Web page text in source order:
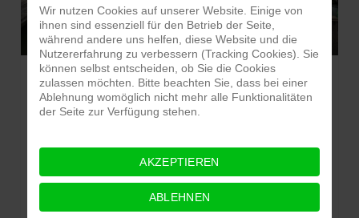
Stadtführung in Lauf
In Zusammenarbeit mit der Ortsgruppe Nürnberg Mitte
in Lauf mit anschliessendem Mittagessen.
Hier einige Eindrücke der Veranstaltung.
Weiterlesen: ...
Wir nutzen Cookies auf unserer Website. Einige von
ihnen sind essenziell für den Betrieb der Seite,
während andere uns helfen, diese Website und die
Nutzererfahrung zu verbessern (Tracking Cookies). Sie
können selbst entscheiden, ob Sie die Cookies
zulassen möchten. Bitte beachten Sie, dass bei einer
Ablehnung womöglich nicht mehr alle Funktionalitäten
der Seite zur Verfügung stehen.
AKZEPTIEREN
ABLEHNEN